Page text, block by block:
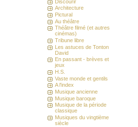
Discourir
Architecture
Pictural
Au théâtre
Théâtre filmé (et autres
cinémas)
Tribune libre
Les astuces de Tonton
David
En passant - brèves et
jeux
H.S.
Vaste monde et gentils
A l'index
Musique ancienne
Musique baroque
Musique de la période
classique
Musiques du vingtième
siècle